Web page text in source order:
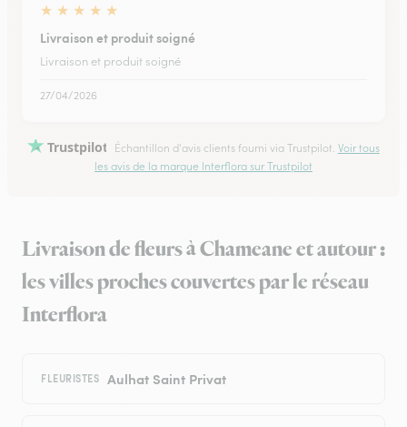
★ ★ ★ ★ ★
Livraison et produit soigné
Livraison et produit soigné
27/04/2026
Trustpilot Échantillon d'avis clients fourni via Trustpilot. Voir tous
les avis de la marque Interflora sur Trustpilot
Livraison de fleurs à Chameane et autour :
les villes proches couvertes par le réseau
Interflora
FLEURISTES Aulhat Saint Privat